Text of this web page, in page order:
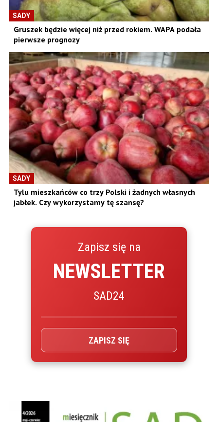
SADY
Gruszek będzie więcej niż przed rokiem. WAPA podała
pierwsze prognozy
SADY
Tylu mieszkańców co trzy Polski i żadnych własnych
jabłek. Czy wykorzystamy tę szansę?
Zapisz się na
NEWSLETTER
SAD24
ZAPISZ SIĘ